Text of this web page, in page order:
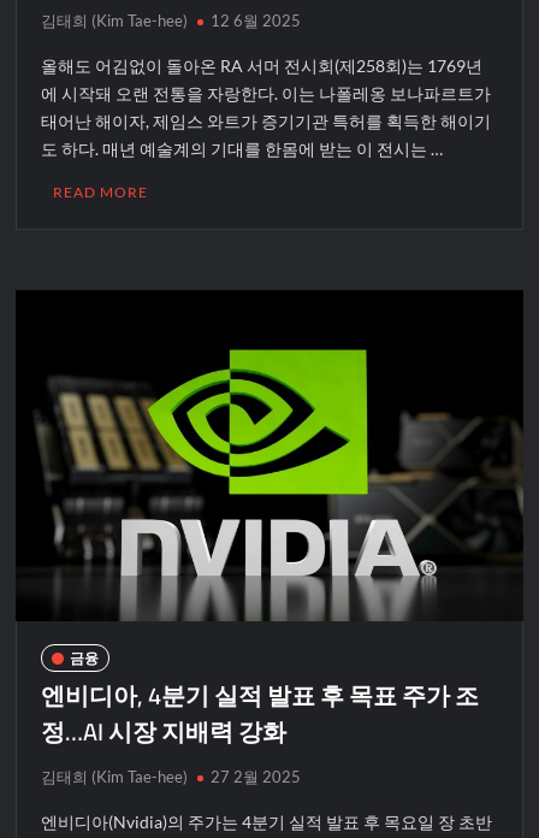
김태희 (Kim Tae-hee) 12 6월 2025
올해도 어김없이 돌아온 RA 서머 전시회(제258회)는 1769년
에 시작돼 오랜 전통을 자랑한다. 이는 나폴레옹 보나파르트가
태어난 해이자, 제임스 와트가 증기기관 특허를 획득한 해이기
도 하다. 매년 예술계의 기대를 한몸에 받는 이 전시는 …
READ MORE
금융
엔비디아, 4분기 실적 발표 후 목표 주가 조
정…AI 시장 지배력 강화
김태희 (Kim Tae-hee) 27 2월 2025
엔비디아(Nvidia)의 주가는 4분기 실적 발표 후 목요일 장 초반